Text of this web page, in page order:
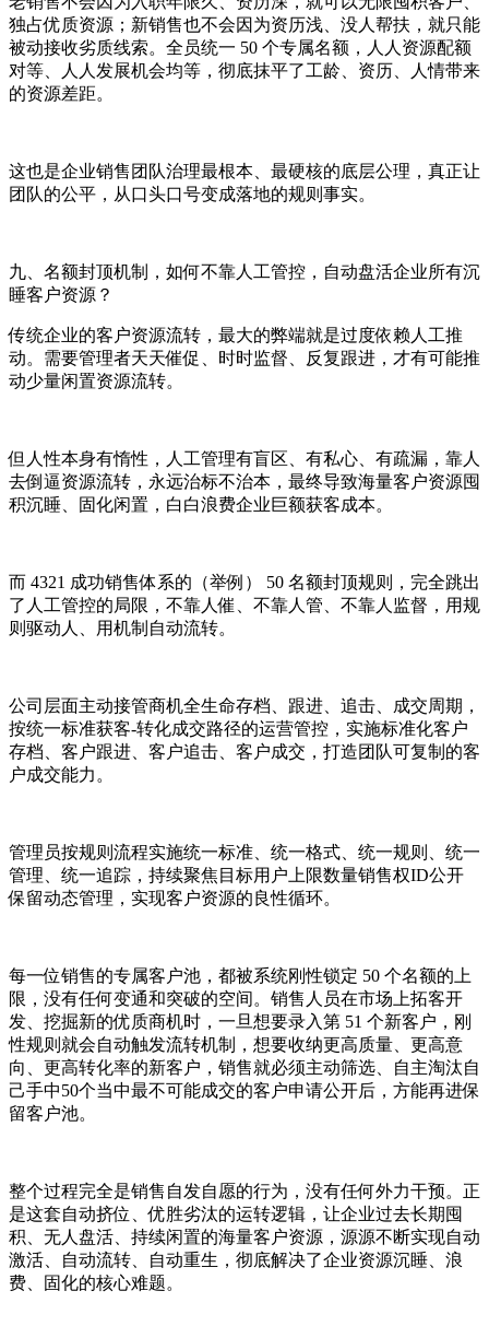
独占优质资源；新销售也不会因为资历浅、没人帮扶，就只能
被动接收劣质线索。全员统一 50 个专属名额，人人资源配额
对等、人人发展机会均等，彻底抹平了工龄、资历、人情带来
的资源差距。
这也是企业销售团队治理最根本、最硬核的底层公理，真正让
团队的公平，从口头口号变成落地的规则事实。
九、名额封顶机制，如何不靠人工管控，自动盘活企业所有沉
睡客户资源？
传统企业的客户资源流转，最大的弊端就是过度依赖人工推
动。需要管理者天天催促、时时监督、反复跟进，才有可能推
动少量闲置资源流转。
但人性本身有惰性，人工管理有盲区、有私心、有疏漏，靠人
去倒逼资源流转，永远治标不治本，最终导致海量客户资源囤
积沉睡、固化闲置，白白浪费企业巨额获客成本。
而 4321 成功销售体系的（举例） 50 名额封顶规则，完全跳出
了人工管控的局限，不靠人催、不靠人管、不靠人监督，用规
则驱动人、用机制自动流转。
公司层面主动接管商机全生命存档、跟进、追击、成交周期，
按统一标准获客-转化成交路径的运营管控，实施标准化客户
存档、客户跟进、客户追击、客户成交，打造团队可复制的客
户成交能力。
管理员按规则流程实施统一标准、统一格式、统一规则、统一
管理、统一追踪，持续聚焦目标用户上限数量销售权ID公开
保留动态管理，实现客户资源的良性循环。
每一位销售的专属客户池，都被系统刚性锁定 50 个名额的上
限，没有任何变通和突破的空间。销售人员在市场上拓客开
发、挖掘新的优质商机时，一旦想要录入第 51 个新客户，刚
性规则就会自动触发流转机制，想要收纳更高质量、更高意
向、更高转化率的新客户，销售就必须主动筛选、自主淘汰自
己手中50个当中最不可能成交的客户申请公开后，方能再进保
留客户池。
整个过程完全是销售自发自愿的行为，没有任何外力干预。正
是这套自动挤位、优胜劣汰的运转逻辑，让企业过去长期囤
积、无人盘活、持续闲置的海量客户资源，源源不断实现自动
激活、自动流转、自动重生，彻底解决了企业资源沉睡、浪
费、固化的核心难题。